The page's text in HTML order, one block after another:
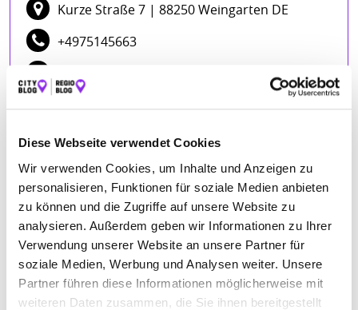
Diese Webseite verwendet Cookies
Wir verwenden Cookies, um Inhalte und Anzeigen zu
personalisieren, Funktionen für soziale Medien anbieten
zu können und die Zugriffe auf unsere Website zu
analysieren. Außerdem geben wir Informationen zu Ihrer
Verwendung unserer Website an unsere Partner für
soziale Medien, Werbung und Analysen weiter. Unsere
Partner führen diese Informationen möglicherweise mit
weiteren Daten zusammen, die Sie ihnen bereitgestellt
Kurze Straße 7 | 88250 Weingarten DE
+4975145663
Dienstag
09:00 - 12:30, 14:00 - 18:30
Mittwoch
09:00 - 12:30, 14:00 - 18:30
Donnerstag
09:00 - 12:30, 14:00 - 18:30
Freitag
09:00 - 12:30, 14:00 - 18:30
Samstag
09:00 - 13:00